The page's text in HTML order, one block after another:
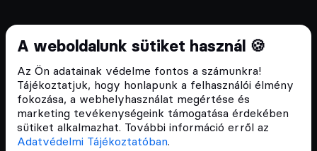
A weboldalunk sütiket használ 🍪
Az Ön adatainak védelme fontos a számunkra!
Tájékoztatjuk, hogy honlapunk a felhasználói élmény
fokozása, a webhelyhasználat megértése és
marketing tevékenységeink támogatása érdekében
sütiket alkalmazhat. További információ erről az
Adatvédelmi Tájékoztatóban.
Cryptofalka 2018 óta
Szívünkön viseljük a blokklánc technológia
népszerűsítését Magyarországon, ezért 2018 óta a
Cryptofalka célja, hogy biztosítsa a hazai közösség
és vállalatok digitális oktatását és fejlődését.